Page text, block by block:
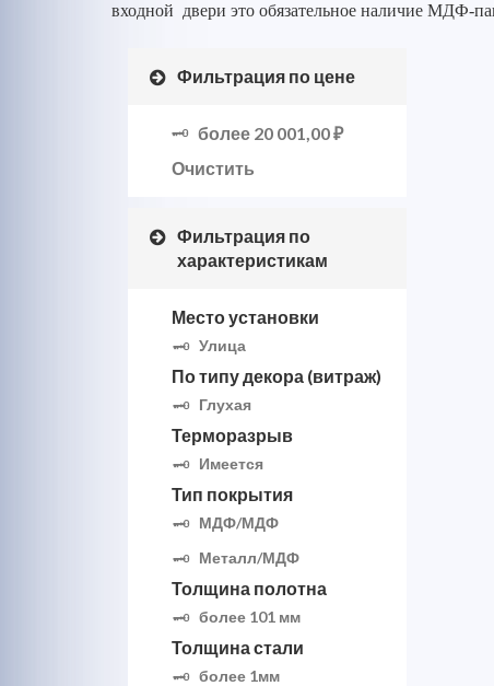
входной двери это обязательное наличие МДФ-
Фильтрация по цене
более 20 001,00 ₽
Очистить
Фильтрация по
характеристикам
Место установки
Улица
По типу декора (витраж)
Глухая
Терморазрыв
Имеется
Тип покрытия
МДФ/МДФ
Металл/МДФ
Толщина полотна
более 101 мм
Толщина стали
более 1мм